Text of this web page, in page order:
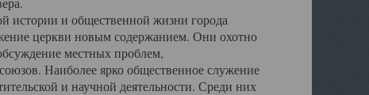
и общественной жизни города
церкви новым содержанием. Они охотно
местных проблем,
Наиболее ярко общественное служение
и научной деятельности. Среди них